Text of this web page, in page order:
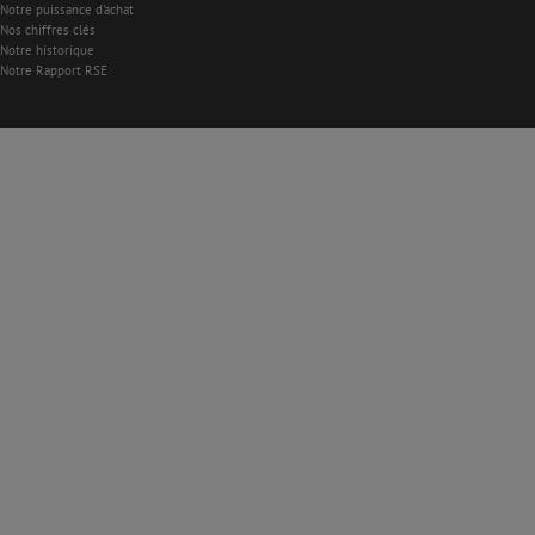
Notre puissance d'achat
Nos chiffres clés
Notre historique
Notre Rapport RSE